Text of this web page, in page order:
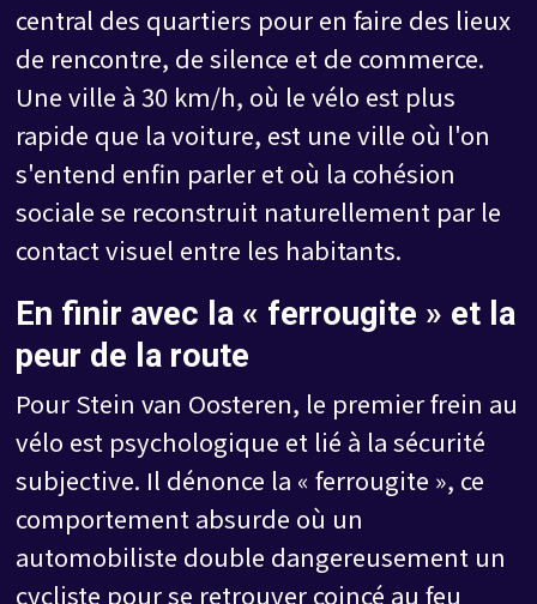
central des quartiers pour en faire des lieux
de rencontre, de silence et de commerce.
Une ville à 30 km/h, où le vélo est plus
rapide que la voiture, est une ville où l'on
s'entend enfin parler et où la cohésion
sociale se reconstruit naturellement par le
contact visuel entre les habitants.
En finir avec la « ferrougite » et la
peur de la route
Pour Stein van Oosteren, le premier frein au
vélo est psychologique et lié à la sécurité
subjective. Il dénonce la « ferrougite », ce
comportement absurde où un
automobiliste double dangereusement un
cycliste pour se retrouver coincé au feu